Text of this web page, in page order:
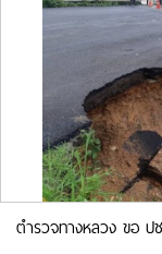
ตำรวจทางหลวง ขอ ป